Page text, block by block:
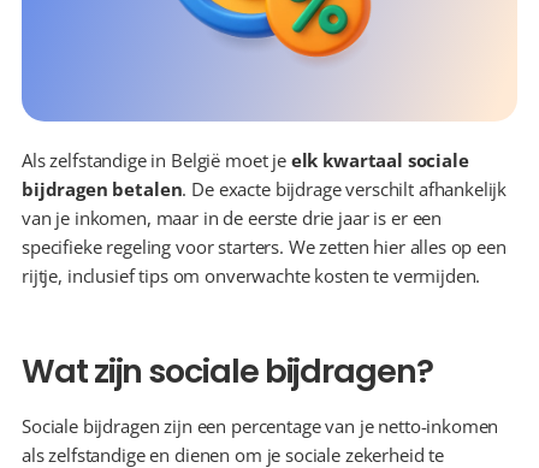
Als zelfstandige in België moet je elk kwartaal sociale
bijdragen betalen. De exacte bijdrage verschilt afhankelijk
van je inkomen, maar in de eerste drie jaar is er een
specifieke regeling voor starters. We zetten hier alles op een
rijtje, inclusief tips om onverwachte kosten te vermijden.
Wat zijn sociale bijdragen?
Sociale bijdragen zijn een percentage van je netto-inkomen
als zelfstandige en dienen om je sociale zekerheid te